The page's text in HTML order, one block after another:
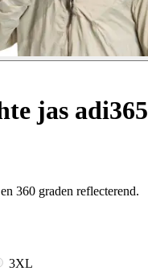
jas adi365
360 graden reflecterend.
3XL